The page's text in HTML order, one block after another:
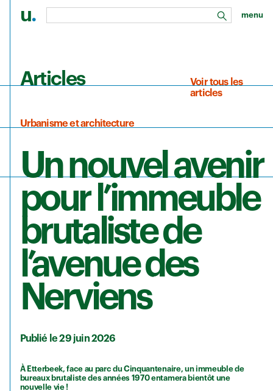
u. rechercher
menu
Articles
Voir tous les
articles
Urbanisme et architecture
Un nouvel avenir
pour l’immeuble
brutaliste de
l’avenue des
Nerviens
Publié le 29 juin 2026
À Etterbeek, face au parc du Cinquantenaire, un immeuble de
bureaux brutaliste des années 1970 entamera bientôt une
nouvelle vie !